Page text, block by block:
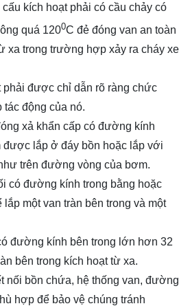
kích hoạt phải có cầu chảy có
quá 1200C đẻ đóng van an toàn
xa trong trường hợp xảy ra cháy xe
phải được chỉ dẫn rõ ràng chức
động của nó.
xả khẩn cấp có đường kính
được lắp ở đáy bồn hoặc lắp với
trên đường vòng của bơm.
có đường kính trong bằng hoặc
một van tràn bên trong và một
đường kính bên trong lớn hơn 32
bên trong kích hoạt từ xa.
nối bồn chứa, hệ thống van, đường
hợp để bảo vệ chúng tránh